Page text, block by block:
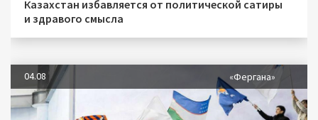
Казахстан избавляется от политической сатиры
и здравого смысла
04.08 «Фергана»